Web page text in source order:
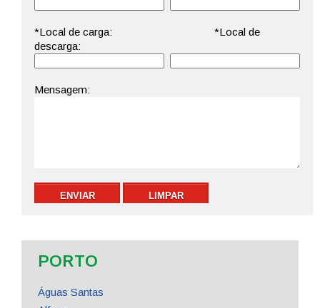
PORTO
Águas Santas